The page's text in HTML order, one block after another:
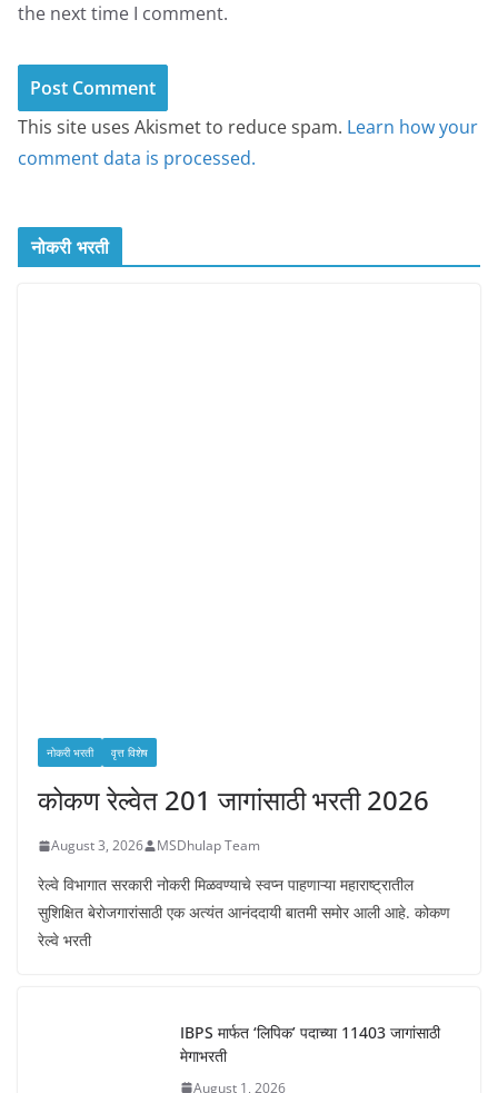
the next time I comment.
This site uses Akismet to reduce spam. Learn how your
comment data is processed.
नोकरी भरती
नोकरी भरती वृत्त विशेष
कोकण रेल्वेत 201 जागांसाठी भरती 2026
August 3, 2026 MSDhulap Team
रेल्वे विभागात सरकारी नोकरी मिळवण्याचे स्वप्न पाहणाऱ्या महाराष्ट्रातील
सुशिक्षित बेरोजगारांसाठी एक अत्यंत आनंददायी बातमी समोर आली आहे. कोकण
रेल्वे भरती
IBPS मार्फत ‘लिपिक’ पदाच्या 11403 जागांसाठी
मेगाभरती
August 1, 2026